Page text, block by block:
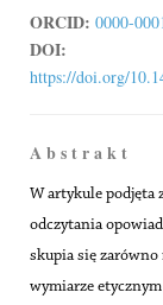
ORCID: 0000-
DOI:
https://doi.org/
A b s t r a k t
W artykule podjęta
odczytania
skupia się
wymiarze